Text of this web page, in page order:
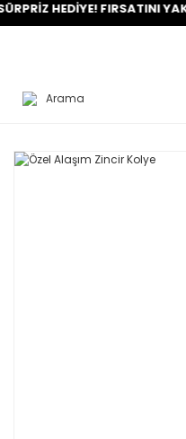
HEDİYE! FIRSATINI YAKALA!
Arama